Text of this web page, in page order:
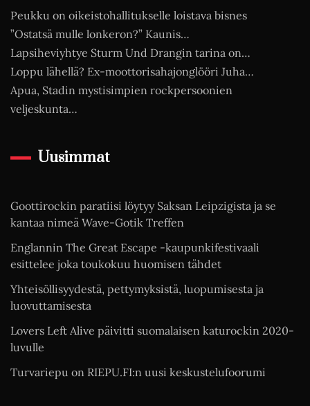
Peukku on oikeistohallitukselle loistava bisnes
”Ostatsä mulle lonkeron?” Kaunis…
Lapsiheviyhtye Sturm Und Drangin tarina on…
Loppu lähellä? Ex-moottorisahajonglööri Juha…
Apua, Stadin mystisimpien rockpersoonien
veljeskunta…
Uusimmat
Goottirockin paratiisi löytyy Saksan Leipzigista ja se
kantaa nimeä Wave-Gotik Treffen
Englannin The Great Escape -kaupunkifestivaali
esittelee joka toukokuu huomisen tähdet
Yhteisöllisyydestä, pettymyksistä, luopumisesta ja
luovuttamisesta
Lovers Left Alive päivitti suomalaisen katurockin 2020-
luvulle
Turvariepu on RIEPU.FI:n uusi keskustelufoorumi